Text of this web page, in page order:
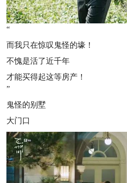
“
而我只在惊叹鬼怪的壕！
不愧是活了近千年
才能买得起这等房产！
”
鬼怪的别墅
大门口